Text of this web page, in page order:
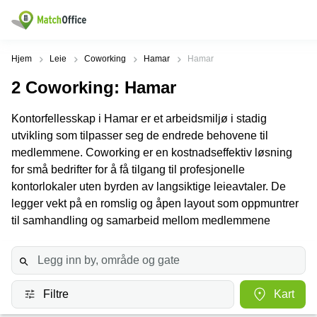
Leie/utleie
Produktsider
Kontor
Kontorfellesskap
Kontorhoteller
kontor
Møterom
Populære
Næringslokaler
til leie Oslo
Kontorhotell
Oslo
Coworking
Oslo
Leie
kontor
Leie
møterom
Populære
Innspurten
11 Oslo
Hoffsveien
1 Oslo
Henrik
Ibsens
90
Oslo
Nedre
Slottsgate
4m Oslo
Hjelp
Om oss
Opprett annonse
Pris
Hjem Leie Coworking Hamar Hamar
2 Coworking: Hamar
Kontorfellesskap i Hamar er et arbeidsmiljø i stadig
utvikling som tilpasser seg de endrede behovene til
medlemmene. Coworking er en kostnadseffektiv løsning
for små bedrifter for å få tilgang til profesjonelle
kontorlokaler uten byrden av langsiktige leieavtaler. De
legger vekt på en romslig og åpen layout som oppmuntrer
til samhandling og samarbeid mellom medlemmene
Filtre Kart